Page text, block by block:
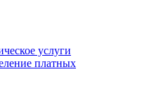
услуги
платных